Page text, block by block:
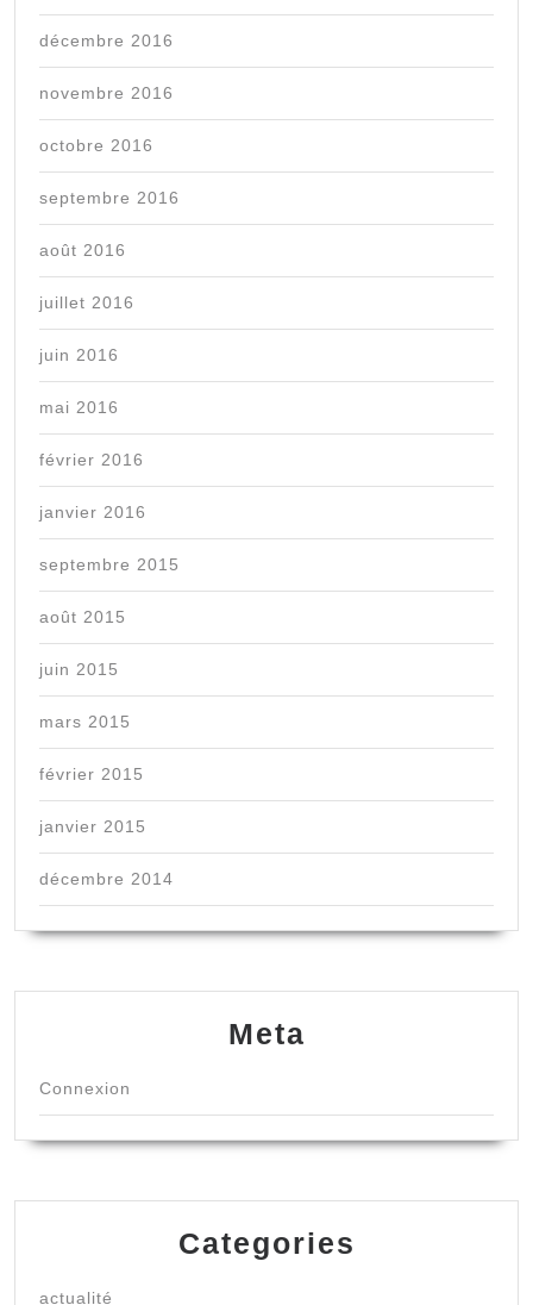
décembre 2016
novembre 2016
octobre 2016
septembre 2016
août 2016
juillet 2016
juin 2016
mai 2016
février 2016
janvier 2016
septembre 2015
août 2015
juin 2015
mars 2015
février 2015
janvier 2015
décembre 2014
Meta
Connexion
Categories
actualité